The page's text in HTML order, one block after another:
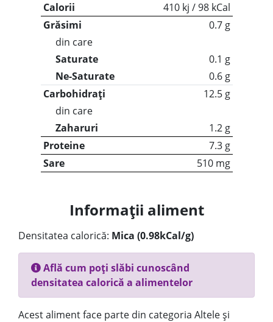
Calorii
410 kj / 98 kCal
Grăsimi
0.7 g
din care
Saturate
0.1 g
Ne-Saturate
0.6 g
Carbohidrați
12.5 g
din care
Zaharuri
1.2 g
Proteine
7.3 g
Sare
510 mg
Informații aliment
Densitatea calorică: Mica (0.98kCal/g)
Află cum poți slăbi cunoscând
densitatea calorică a alimentelor
Acest aliment face parte din categoria Altele și